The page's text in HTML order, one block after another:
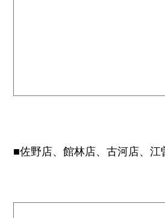
■佐野店、館林店、古河店、江